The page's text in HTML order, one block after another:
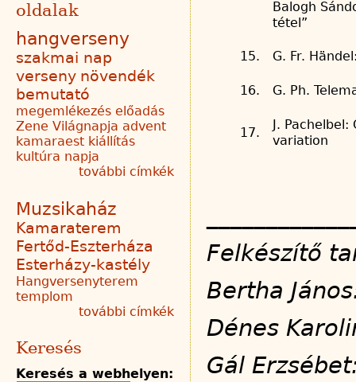
Balogh
tétel”
15. G. Fr.
16. G. Ph.
17.
J.
variation
Felkészítő
Bertha
Dénes
Gál
oldalak
hangverseny
szakmai nap
verseny növendék
bemutató
megemlékezés előadás
Zene Világnapja advent
kamaraest kiállítás
kultúra napja
további címkék
Muzsikaház
Kamaraterem
Fertőd-Eszterháza
Esterházy-kastély
Hangversenyterem
templom
további címkék
Keresés
Keresés a webhelyen: